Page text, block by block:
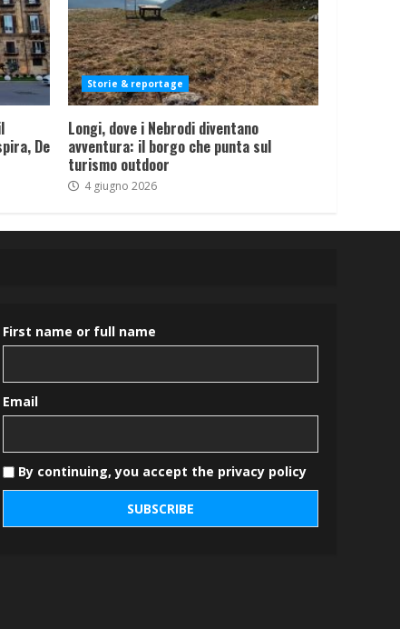
De
Storie & reportage
Longi, dove i Nebrodi diventano
avventura: il borgo che punta sul
turismo outdoor
4 giugno 2026
First name or full name
Email
By continuing, you accept the privacy policy